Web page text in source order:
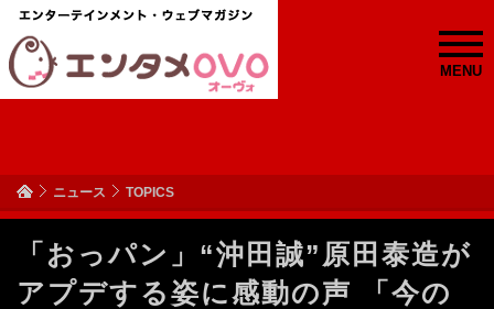
MENU
ニュース TOPICS
「おっパン」“沖田誠”原田泰造が
アプデする姿に感動の声 「今の